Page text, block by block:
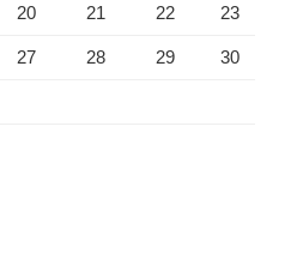
20 21 22 23
27 28 29 30